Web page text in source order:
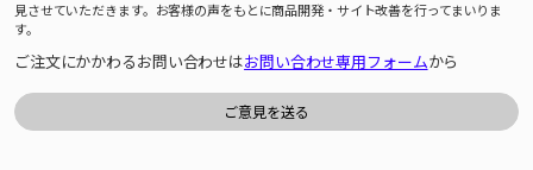
見させていただきます。お客様の声をもとに商品開発・サイト改善を行ってまいりま
す。
ご注文にかかわるお問い合わせはお問い合わせ専用フォームから